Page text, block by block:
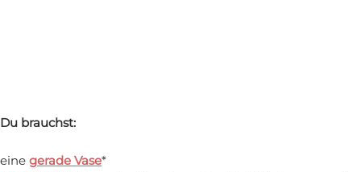
Du brauchst:
eine gerade Vase*